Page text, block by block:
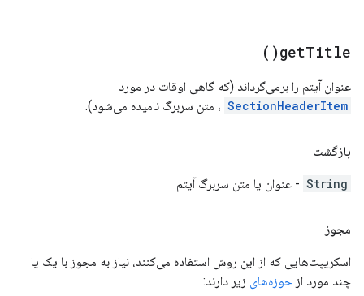
getTitle(
)
عنوان آیتم را برمی‌گرداند (که گاهی اوقات در مورد
SectionHeaderItem ، متن سربرگ نامیده می‌شود).
بازگشت
String - عنوان یا متن سربرگ آیتم
مجوز
اسکریپت‌هایی که از این روش استفاده می‌کنند، نیاز به مجوز با یک یا
چند مورد از حوزه‌های زیر دارند: